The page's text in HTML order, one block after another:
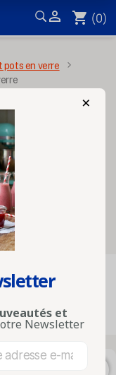
 shopping_cart (0)
pots en verre
FILTRER
×
et
Newsletter